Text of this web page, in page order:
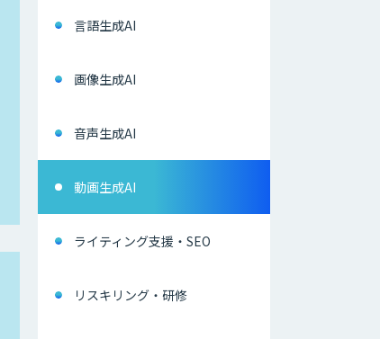
言語生成AI
画像生成AI
音声生成AI
動画生成AI
ライティング支援・SEO
リスキリング・研修